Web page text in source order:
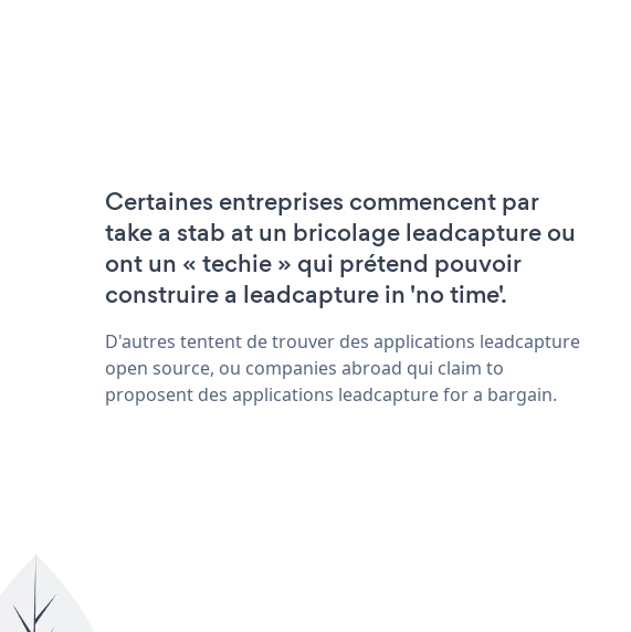
Certaines entreprises commencent par
take a stab at un bricolage leadcapture ou
ont un « techie » qui prétend pouvoir
construire a leadcapture in 'no time'.
D'autres tentent de trouver des applications leadcapture
open source, ou companies abroad qui claim to
proposent des applications leadcapture for a bargain.